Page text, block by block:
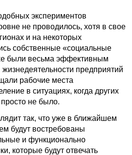
экспериментов
не проводилось, хотя в свое
и на некоторых
собственные «социальные
были весьма эффективным
предприятий
рабочие места
в ситуациях, когда других
не было.
так, что уже в ближайшем
будут востребованы
и функционально
которые будут отвечать